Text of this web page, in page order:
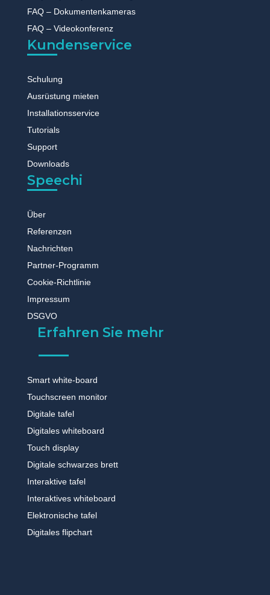
FAQ – Dokumentenkameras
FAQ – Videokonferenz
Kundenservice
Schulung
Ausrüstung mieten
Installationsservice
Tutorials
Support
Downloads
Speechi
Über
Referenzen
Nachrichten
Partner-Programm
Cookie-Richtlinie
Impressum
DSGVO
Erfahren Sie mehr
Smart white-board
Touchscreen monitor
Digitale tafel
Digitales whiteboard
Touch display
Digitale schwarzes brett
Interaktive tafel
Interaktives whiteboard
Elektronische tafel
Digitales flipchart